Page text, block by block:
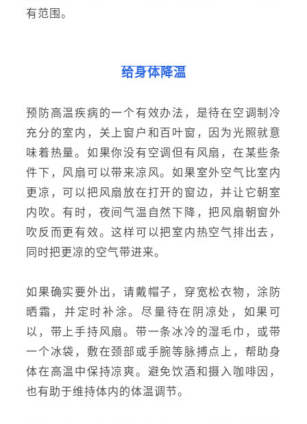
有范围。
给身体降温
预防高温疾病的一个有效办法，是待在空调制冷
充分的室内，关上窗户和百叶窗，因为光照就意
味着热量。如果你没有空调但有风扇，在某些条
件下，风扇可以带来凉风。如果室外空气比室内
更凉，可以把风扇放在打开的窗边，并让它朝室
内吹。有时，夜间气温自然下降，把风扇朝窗外
吹反而更有效。这样可以把室内热空气排出去，
同时把更凉的空气带进来。
如果确实要外出，请戴帽子，穿宽松衣物，涂防
晒霜，并定时补涂。尽量待在阴凉处，如果可
以，带上手持风扇。带一条冰冷的湿毛巾，或带
一个冰袋，敷在颈部或手腕等脉搏点上，帮助身
体在高温中保持凉爽。避免饮酒和摄入咖啡因，
也有助于维持体内的体温调节。